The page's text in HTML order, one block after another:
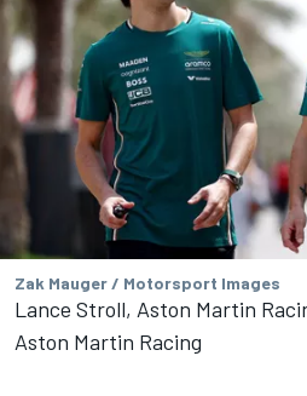
Zak Mauger / Motorsport Images
Lance Stroll, Aston Martin
Aston Martin Racing